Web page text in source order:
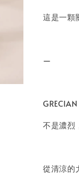
這是一顆
—
不是濃烈
從清涼的